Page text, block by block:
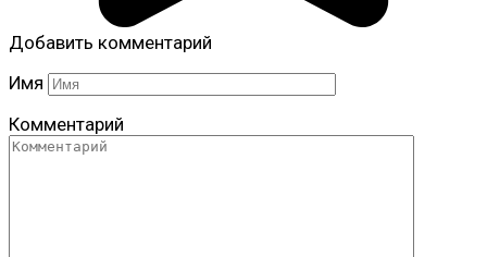
Добавить комментарий
Имя
Комментарий